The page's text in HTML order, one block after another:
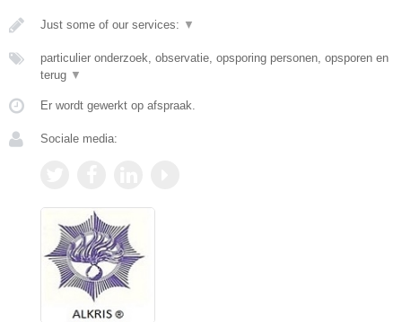
Just some of our services: ▼
particulier onderzoek, observatie, opsporing personen, opsporen en
terug ▼
Er wordt gewerkt op afspraak.
Sociale media: